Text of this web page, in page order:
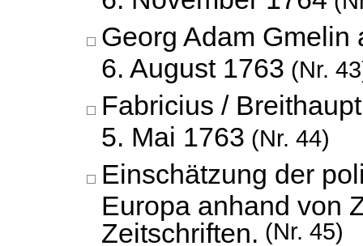
Georg Adam Gmelin
6. August 1763 (Nr.
Fabricius /
5. Mai 1763 (Nr. 44)
Einschätzung der
Europa anhand von
Zeitschriften.
(Nr. 45)